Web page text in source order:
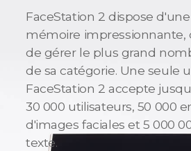
FaceStation 2 dispose
mémoire
de gérer le plus grand
de sa catégorie. Une seule
FaceStation 2 accepte
30 000 utilisateurs, 50 000
d'images faciales et 5 000
texte.